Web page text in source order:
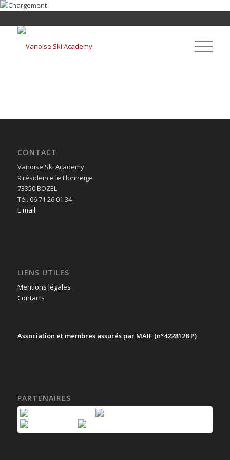
CONTACT
Vanoise Ski Academy
9 résidence le Florineige
73350 BOZEL
Tél. 06 71 26 01 34
E mail
LIENS UTILES
Mentions légales
Contacts
Association et membres assurés par MAIF (n°4228128 P)
PARTENAIRES